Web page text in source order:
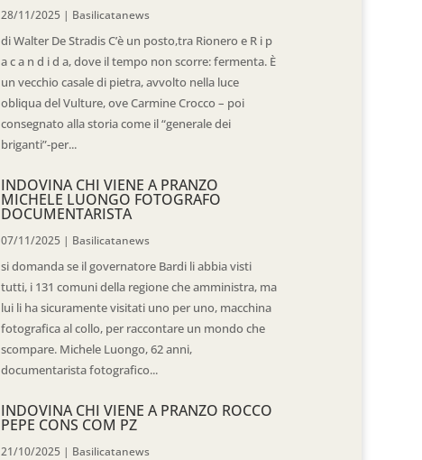
28/11/2025 | Basilicatanews
di Walter De Stradis C’è un posto,tra Rionero e R i p
a c a n d i d a, dove il tempo non scorre: fermenta. È
un vecchio casale di pietra, avvolto nella luce
obliqua del Vulture, ove Carmine Crocco – poi
consegnato alla storia come il “generale dei
briganti”-per...
INDOVINA CHI VIENE A PRANZO
MICHELE LUONGO FOTOGRAFO
DOCUMENTARISTA
07/11/2025 | Basilicatanews
si domanda se il governatore Bardi li abbia visti
tutti, i 131 comuni della regione che amministra, ma
lui li ha sicuramente visitati uno per uno, macchina
fotografica al collo, per raccontare un mondo che
scompare. Michele Luongo, 62 anni,
documentarista fotografico...
INDOVINA CHI VIENE A PRANZO ROCCO
PEPE CONS COM PZ
21/10/2025 | Basilicatanews